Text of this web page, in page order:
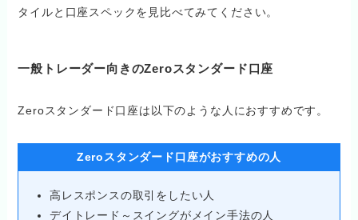
タイルと口座スペックを見比べてみてください。
一般トレーダー向きのZeroスタンダード口座
Zeroスタンダード口座は以下のような人におすすめです。
Zeroスタンダード口座がおすすめの人
高レスポンスの取引をしたい人
デイトレード～スイングがメイン手法の人